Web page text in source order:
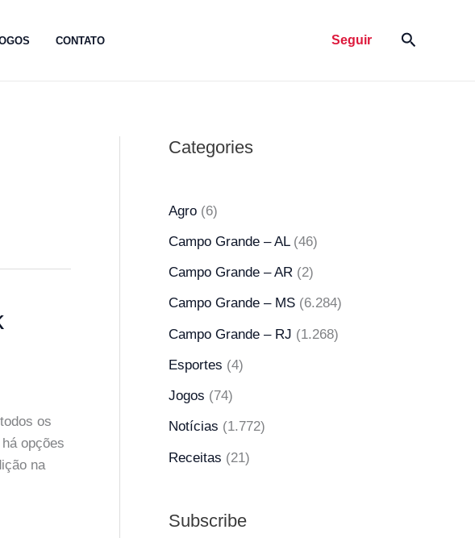
CONTATO Seguir Pesquisar
os
opções
na
Categories
Agro (6)
Campo Grande – AL(46)
Campo Grande – AR (2)
Campo Grande – MS (6.284)
Campo Grande – RJ (1.268)
Esportes (4)
Jogos (74)
Notícias (1.772)
Receitas (21)
Subscribe